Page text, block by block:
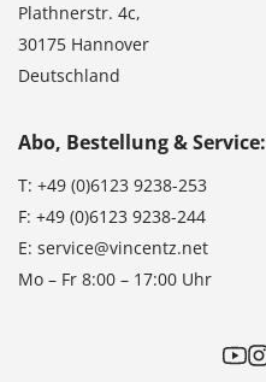
Plathnerstr. 4c,
30175 Hannover
Deutschland
Abo, Bestellung & Service:
T: +49 (0)6123 9238-253
F: +49 (0)6123 9238-244
E: service@vincentz.net
Mo – Fr 8:00 – 17:00 Uhr